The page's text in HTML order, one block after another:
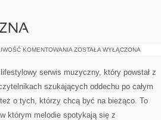
KOMENTOWANIA POLSKA
ZOSTAŁA WYŁĄCZONA
serwis muzyczny, który powstał z
szukających oddechu po całym
o tych, którzy chcą być na bieżąco. To
którym melodie spotykają się z